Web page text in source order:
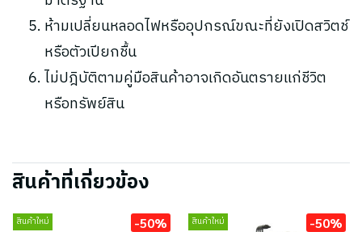
ห้ามเปลี่ยนหลอดไฟหรืออุปกรณ์ขณะที่ยังเปิดสวิตช์
หรือตัวเปียกชื้น
ไม่ปฎิบัติตามคู่มือสินค้าอาจเกิดอันตรายแก่ชีวิต
หรือทรัพย์สิน
สินค้าที่เกี่ยวข้อง
สินค้าใหม่ -50% สินค้าใหม่ -50%